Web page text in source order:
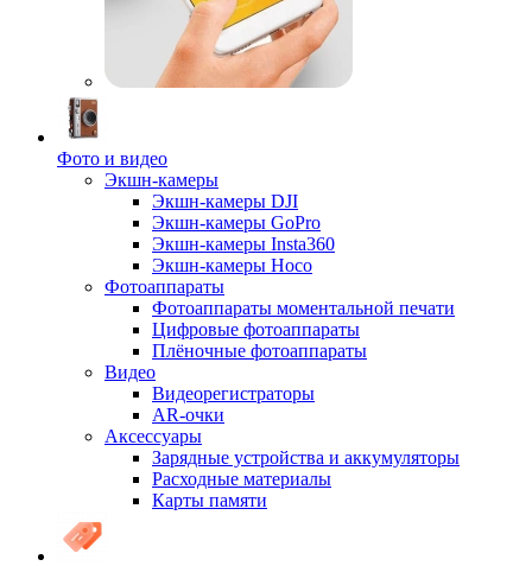
Фото и видео
Экшн-камеры
Экшн-камеры DJI
Экшн-камеры GoPro
Экшн-камеры Insta360
Экшн-камеры Hoco
Фотоаппараты
Фотоаппараты моментальной печати
Цифровые фотоаппараты
Плёночные фотоаппараты
Видео
Видеорегистраторы
AR-очки
Аксессуары
Зарядные устройства и аккумуляторы
Расходные материалы
Карты памяти